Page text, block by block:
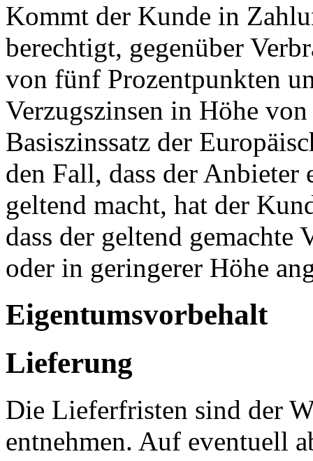
Kommt der Kunde in
berechtigt, gegenüber
von fünf Prozentpunkten
Verzugszinsen in Höhe
Basiszinssatz der
den Fall, dass der Anbieter
geltend macht, hat der
dass der geltend gemachte
oder in geringerer Höhe
Eigentumsvorbehalt
Lieferung
Die Lieferfristen sind der
entnehmen. Auf eventuell